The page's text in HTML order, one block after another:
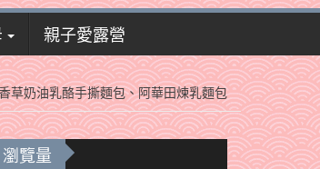
親子愛露營
草奶油乳酪手撕麵包、阿華田煉乳麵包
瀏覽量